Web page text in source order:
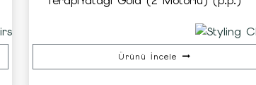
Ürünü İncele